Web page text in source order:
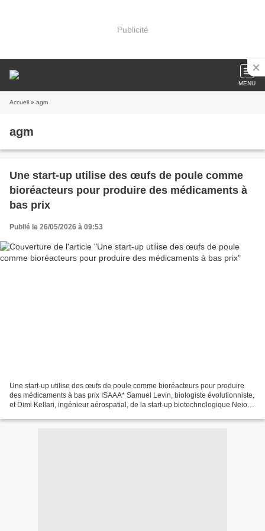
Publicité
MENU
Accueil » agm
agm
Une start-up utilise des œufs de poule comme
bioréacteurs pour produire des médicaments à
bas prix
Publié le 26/05/2026 à 09:53
Une start-up utilise des œufs de poule comme bioréacteurs pour produire
des médicaments à bas prix ISAAA* Samuel Levin, biologiste évolutionniste,
et Dimi Kellari, ingénieur aérospatial, de la start-up biotechnologique Neion